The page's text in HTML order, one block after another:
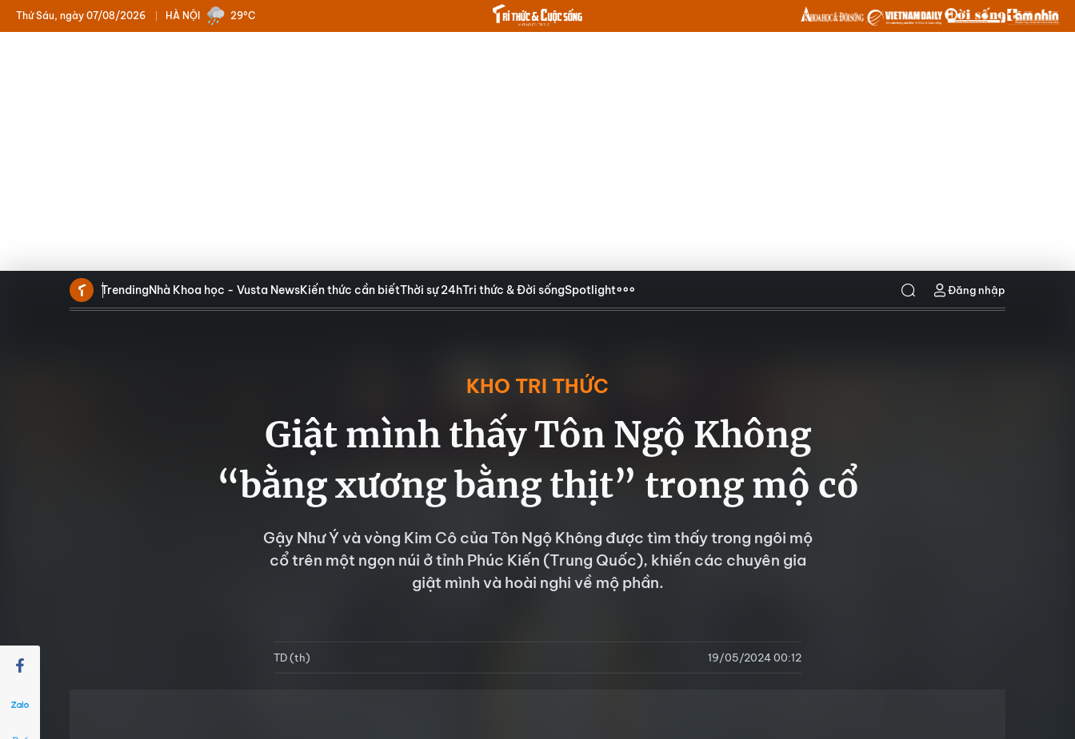
HÀ NỘI
Thứ Sáu, ngày 07/08/2026 29°C
TrendingNhà Khoa học - Vusta NewsKiến thức cần biếtThời sự 24hTri thức & Đời sốngSpotlight Đăng nhập
KHO TRI THỨC
Giật mình thấy Tôn Ngộ Không
“bằng xương bằng thịt” trong mộ cổ
Gậy Như Ý và vòng Kim Cô của Tôn Ngộ Không được tìm thấy trong ngôi mộ
cổ trên một ngọn núi ở tỉnh Phúc Kiến (Trung Quốc), khiến các chuyên gia
giật mình và hoài nghi về mộ phần.
TD (th) 19/05/2024 00:12